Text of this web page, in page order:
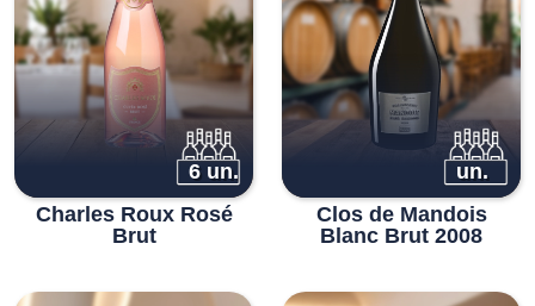
6 un.
Charles Roux Rosé
Brut
un.
Clos de Mandois
Blanc Brut 2008